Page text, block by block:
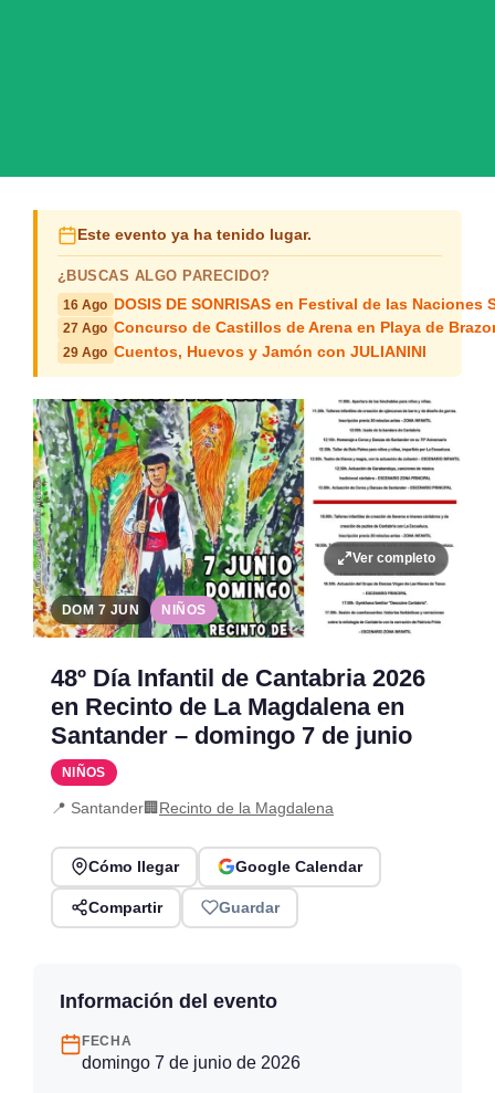
Este evento ya ha tenido lugar.
¿BUSCAS ALGO PARECIDO?
16 Ago DOSIS DE SONRISAS en Festival de las Naciones
27 Ago Concurso de Castillos de Arena en Playa de
29 Ago Cuentos, Huevos y Jamón con JULIANINI
Ver completo
DOM 7 JUN NIÑOS
48º Día Infantil de Cantabria 2026
en Recinto de La Magdalena en
Santander – domingo 7 de junio
NIÑOS
📍 Santander🏢Recinto de la Magdalena
Cómo llegar Google Calendar
Compartir Guardar
Información del evento
FECHA
domingo 7 de junio de 2026